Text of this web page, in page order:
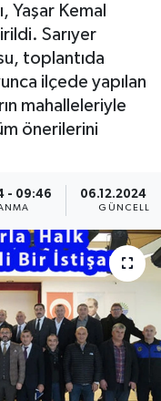
Yaşar Kemal
Sarıyer
toplantıda
ilçede yapılan
mahalleleriyle
önerilerini
- 09:46 06.12.2024 -